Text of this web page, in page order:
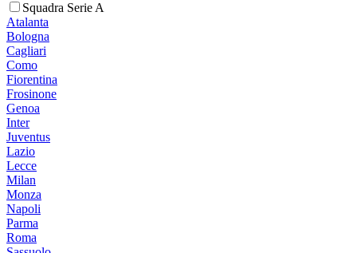
Squadra Serie A
Atalanta
Bologna
Cagliari
Como
Fiorentina
Frosinone
Genoa
Inter
Juventus
Lazio
Lecce
Milan
Monza
Napoli
Parma
Roma